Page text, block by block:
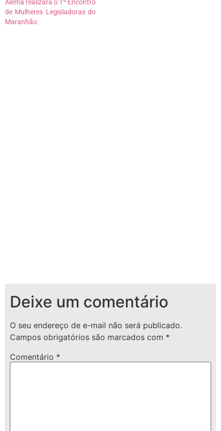
Alema realizará o 1º Encontro
de Mulheres Legisladoras do
Maranhão
Deixe um comentário
O seu endereço de e-mail não será publicado.
Campos obrigatórios são marcados com *
Comentário *